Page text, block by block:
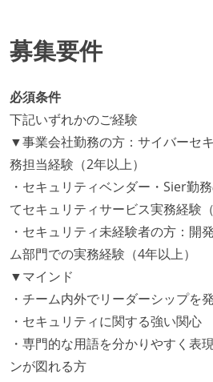
募集要件
必須条件
下記いずれかのご経験
▼事業会社勤務の方：サイバーセ
務担当経験（2年以上）
・セキュリティベンダー・Sier勤
てセキュリティサービス実務経験（
・セキュリティ未経験者の方：開
ム部門での実務経験（4年以上）
▼マインド
・チーム内外でリーダーシップを
・セキュリティに関する強い関心
・専門的な用語を分かりやすく表
ンが図れる方